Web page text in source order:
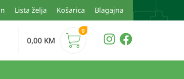
Lista želja Košarica Blagajna
0,00 KM
0